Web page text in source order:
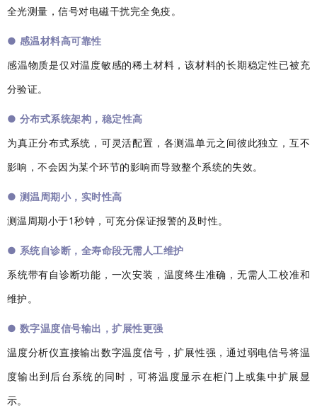
全光测量，信号对电磁干扰完全免疫。
● 感温材料高可靠性
感温物质是仅对温度敏感的稀土材料，该材料的长期稳定性已被充
分验证。
● 分布式系统架构，稳定性高
为真正分布式系统，可灵活配置，各测温单元之间彼此独立，互不
影响，不会因为某个环节的影响而导致整个系统的失效。
● 测温周期小，实时性高
测温周期小于1秒钟，可充分保证报警的及时性。
● 系统自诊断，全寿命段无需人工维护
系统带有自诊断功能，一次安装，温度终生准确，无需人工校准和
维护。
● 数字温度信号输出，扩展性更强
温度分析仪直接输出数字温度信号，扩展性强，通过弱电信号将温
度输出到后台系统的同时，可将温度显示在柜门上或集中扩展显
示。